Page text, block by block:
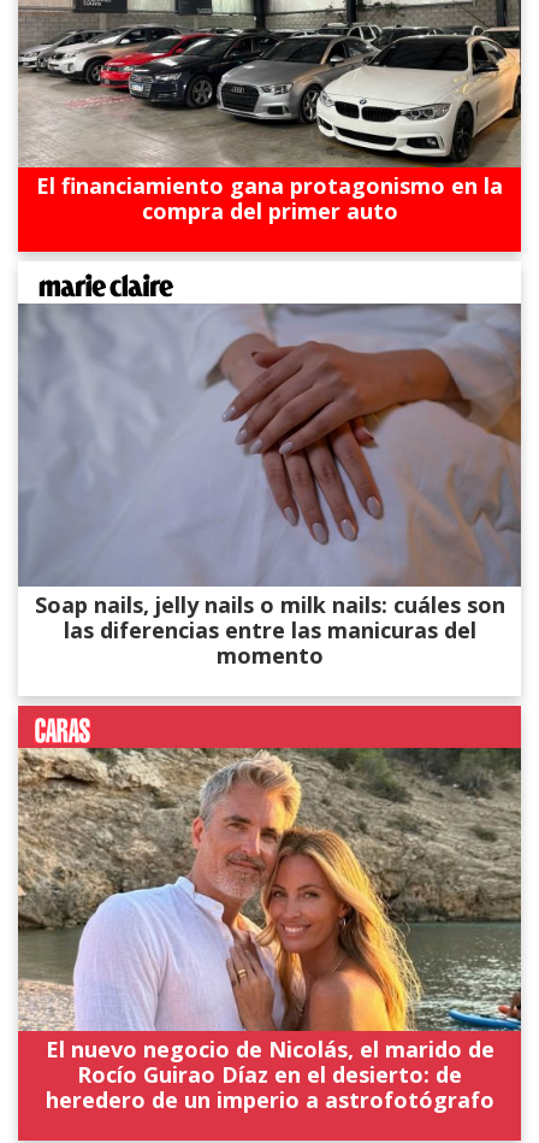
El financiamiento gana protagonismo en la
compra del primer auto
Soap nails, jelly nails o milk nails: cuáles son
las diferencias entre las manicuras del
momento
El nuevo negocio de Nicolás, el marido de
Rocío Guirao Díaz en el desierto: de
heredero de un imperio a astrofotógrafo